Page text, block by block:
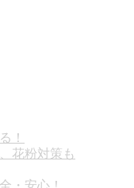
！
花粉対策も